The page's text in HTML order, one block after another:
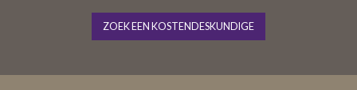
ZOEK EEN KOSTENDESKUNDIGE